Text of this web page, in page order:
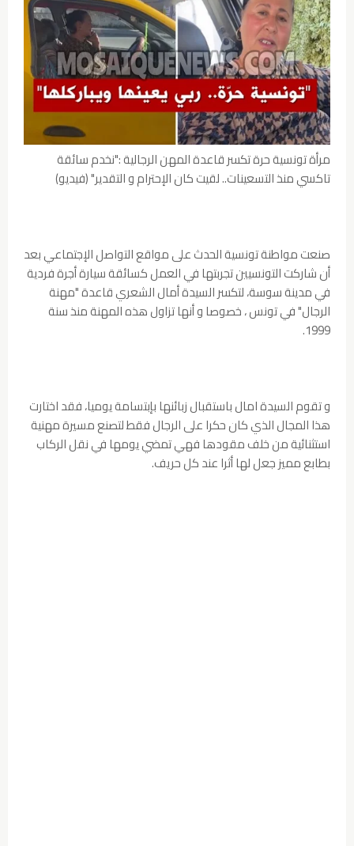
مرأة تونسية حرة تكسر قاعدة المهن الرجالية :"نخدم سائقة
تاكسي منذ التسعينات.. لقيت كان الإحترام و التقدير" (فيديو)
صنعت مواطنة تونسية الحدث على مواقع التواصل الإجتماعي بعد
أن شاركت التونسيين تجربتها في العمل كسائقة سيارة أجرة فردية
في مدينة سوسة، لتكسر السيدة أمال الشعري قاعدة "مهنة
الرجال" في تونس ، خصوصا و أنها تزاول هذه المهنة منذ سنة
1999.
و تقوم السيدة امال باستقبال زبائنها بإبتسامة يوميا، فقد اختارت
هذا المجال الذي كان حكرا على الرجال فقط لتصنع مسيرة مهنية
استثنائية من خلف مقودها فهي تمضي يومها في نقل الركاب
بطابع مميز جعل لها أثرا عند كل حريف.